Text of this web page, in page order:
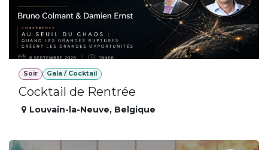
Soir Gala / Cocktail
Cocktail de Rentrée
Louvain-la-Neuve, Belgique